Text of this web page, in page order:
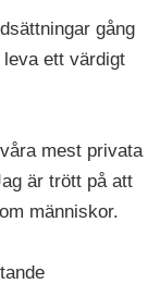
gång
ett värdigt
mest privata
är trött på att
människor.